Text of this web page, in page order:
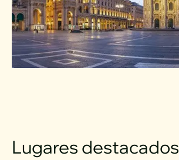
Lugares destacados